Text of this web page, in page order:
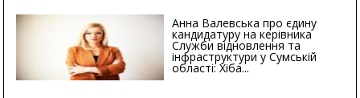
Анна Валевська про єдину
кандидатуру на керівника
Служби відновлення та
інфраструктури у Сумській
області: Хіба...